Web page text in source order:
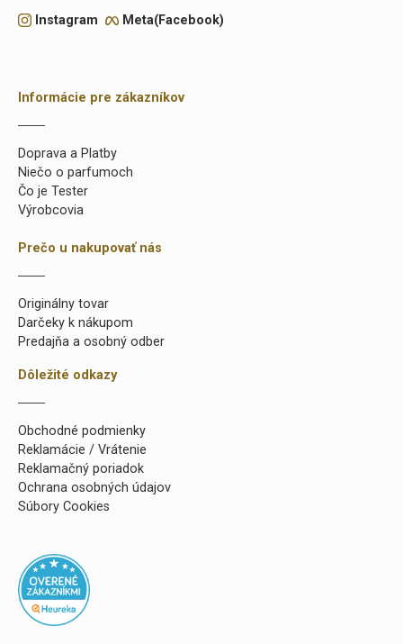
Instagram Meta(Facebook)
Informácie pre zákazníkov
Doprava a Platby
Niečo o parfumoch
Čo je Tester
Výrobcovia
Prečo u nakupovať nás
Originálny tovar
Darčeky k nákupom
Predajňa a osobný odber
Dôležité odkazy
Obchodné podmienky
Reklamácie / Vrátenie
Reklamačný poriadok
Ochrana osobných údajov
Súbory Cookies